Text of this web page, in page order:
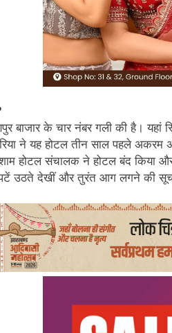
बाजार के चार नंबर गली की है। यहां
ने यह होटल तीन साल पहले अकरम
होटल संचालक ने होटल बंद किया
उठते देखीं और तुरंत आग लगने की